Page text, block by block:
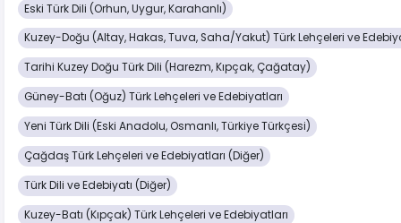
Eski Türk Dili (Orhun, Uygur, Karahanlı)
Kuzey-Doğu (Altay, Hakas, Tuva, Saha/Yakut) Türk Lehçeleri ve
Tarihi Kuzey Doğu Türk Dili (Harezm, Kıpçak, Çağatay)
Güney-Batı (Oğuz) Türk Lehçeleri ve Edebiyatları
Yeni Türk Dili (Eski Anadolu, Osmanlı, Türkiye Türkçesi)
Çağdaş Türk Lehçeleri ve Edebiyatları (Diğer)
Türk Dili ve Edebiyatı (Diğer)
Kuzey-Batı (Kıpçak) Türk Lehçeleri ve Edebiyatları